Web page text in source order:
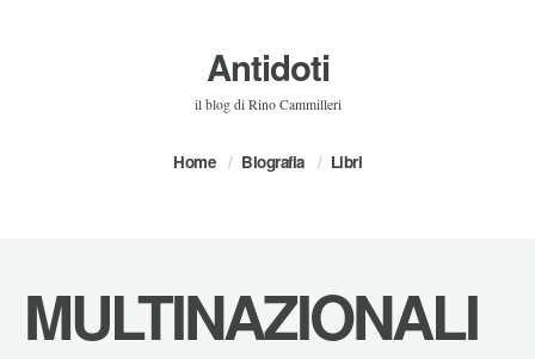
Antidoti
il blog di Rino Cammilleri
Home Biografia Libri
MULTINAZIONALI